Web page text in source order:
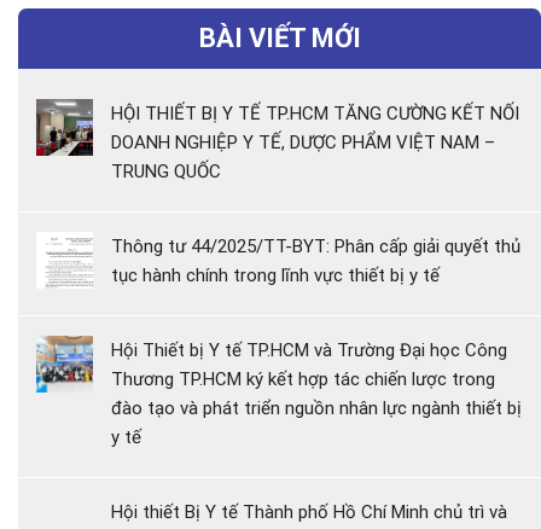
BÀI VIẾT MỚI
HỘI THIẾT BỊ Y TẾ TP.HCM TĂNG CƯỜNG KẾT NỐI
DOANH NGHIỆP Y TẾ, DƯỢC PHẨM VIỆT NAM –
TRUNG QUỐC
Thông tư 44/2025/TT-BYT: Phân cấp giải quyết thủ
tục hành chính trong lĩnh vực thiết bị y tế
Hội Thiết bị Y tế TP.HCM và Trường Đại học Công
Thương TP.HCM ký kết hợp tác chiến lược trong
đào tạo và phát triển nguồn nhân lực ngành thiết bị
y tế
Hội thiết Bị Y tế Thành phố Hồ Chí Minh chủ trì và